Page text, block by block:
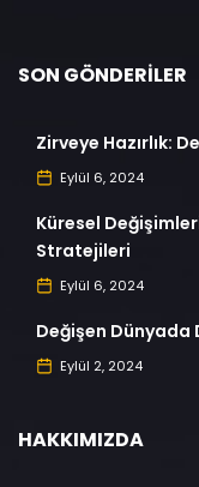
SON GÖNDERILER
Zirveye Hazırlık:
Eylül 6, 2024
Küresel
Stratejileri
Eylül 6, 2024
Değişen Dünyada
Eylül 2, 2024
HAKKIMIZDA